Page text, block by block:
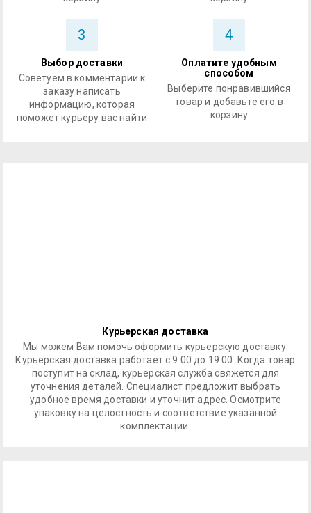
3
Выбор доставки
Советуем в комментарии к
заказу написать
информацию, которая
поможет курьеру вас найти
4
Оплатите удобным
способом
Выберите понравившийся
товар и добавьте его в
корзину
Курьерская доставка
Мы можем Вам помочь оформить курьерскую доставку.
Курьерская доставка работает с 9.00 до 19.00. Когда товар
поступит на склад, курьерская служба свяжется для
уточнения деталей. Специалист предложит выбрать
удобное время доставки и уточнит адрес. Осмотрите
упаковку на целостность и соответствие указанной
комплектации.